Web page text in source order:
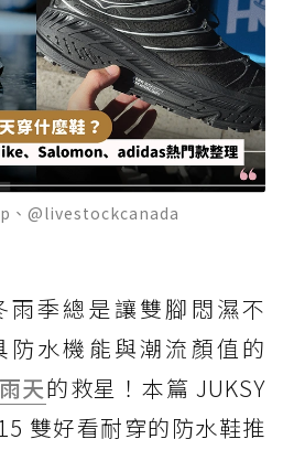
、@livestockcanada
雨季總是讓雙腳悶濕不
防水機能與潮流顏值的
天的救星！本篇 JUKSY
雙好看耐穿的防水鞋推